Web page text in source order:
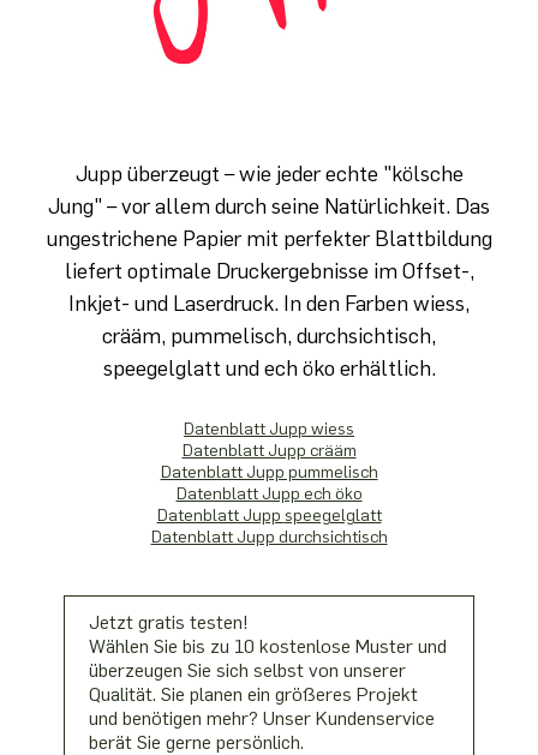
Jupp überzeugt – wie jeder echte "kölsche
Jung" – vor allem durch seine Natürlichkeit. Das
ungestrichene Papier mit perfekter Blattbildung
liefert optimale Druckergebnisse im Offset-,
Inkjet- und Laserdruck. In den Farben wiess,
crääm, pummelisch, durchsichtisch,
speegelglatt und ech öko erhältlich.
Datenblatt Jupp wiess
Datenblatt Jupp crääm
Datenblatt Jupp pummelisch
Datenblatt Jupp ech öko
Datenblatt Jupp speegelglatt
Datenblatt Jupp durchsichtisch
Jetzt gratis testen!
Wählen Sie bis zu 10 kostenlose Muster und
überzeugen Sie sich selbst von unserer
Qualität. Sie planen ein größeres Projekt
und benötigen mehr? Unser Kundenservice
berät Sie gerne persönlich.